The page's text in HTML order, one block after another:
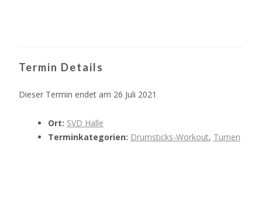
Termin Details
Dieser Termin endet am 26 Juli 2021
Ort: SVD Halle
Terminkategorien: Drumsticks-Workout, Turnen